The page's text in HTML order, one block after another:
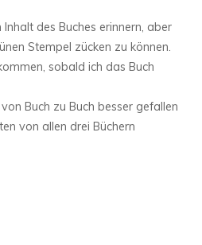
des Buches erinnern, aber
Stempel zücken zu können.
sobald ich das Buch
Buch zu Buch besser gefallen
von allen drei Büchern